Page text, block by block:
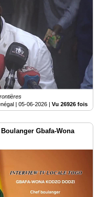
| 05-06-2026 | Vu 26926 fois
Gbafa-Wona